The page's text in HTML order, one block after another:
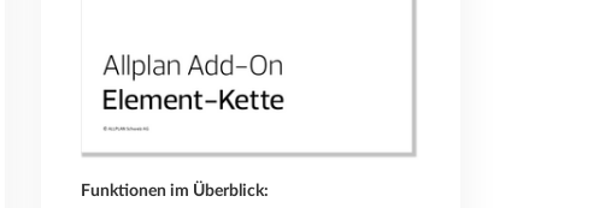
Funktionen im Überblick: